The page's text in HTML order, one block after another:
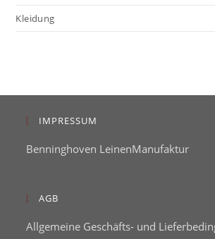
Kleidung
IMPRESSUM
Benninghoven LeinenManufaktur
AGB
Allgemeine Geschäfts- und